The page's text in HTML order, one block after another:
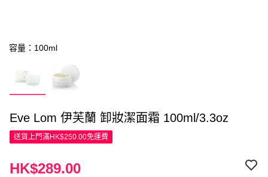
容量：100ml
Eve Lom 伊芙蘭 卸妝潔面霜 100ml/3.3oz
送貨上門滿HK$250.00免運費
HK$289.00